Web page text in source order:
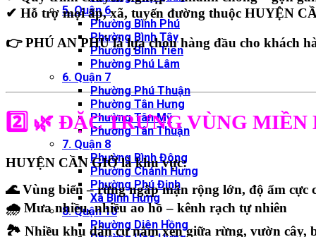
5. Quận 6
Phường Bình Phú
Phường Bình Tây
Phường Bình Tiên
Phường Phú Lâm
6. Quận 7
Phường Phú Thuận
Phường Tân Hưng
Phường Tân Mỹ
Phường Tân Thuận
7. Quận 8
Phường Bình Đông
Phường Chánh Hưng
Phường Phú Định
Xã Bình Hưng
8. Quận 10
Phường Diên Hồng
✔ Hỗ trợmọi ấp, xã, tuyến đường thuộc HUYỆN
👉PHÚ AN PHÚlà lựa chọn hàng đầu cho khách
2️⃣ 🌿 ĐẶC TRƯNG VÙNG MIỀN
HUYỆN CẦN GIỜ là khu vực:
🌊Vùng biển – rừng ngập mặn rộng lớn, độ ẩm cực
🌧 Mưa nhiều, nhiều ao hồ – kênh rạch tự nhiên
🏞 Nhiều khu dân cư nằm xen giữa rừng, vườn cây,